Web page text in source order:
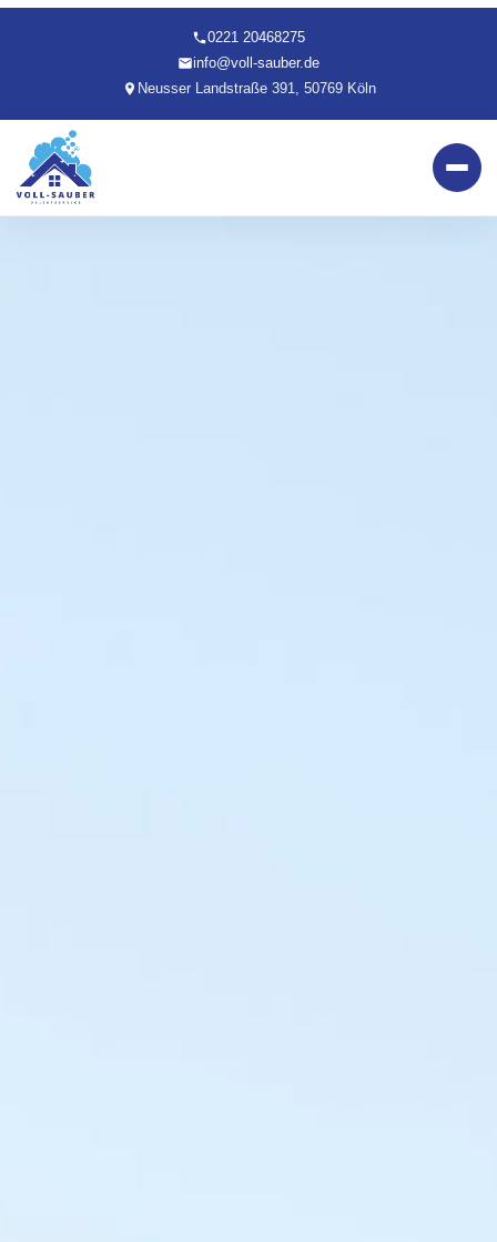
0221 20468275
info@voll-sauber.de
Neusser Landstraße 391, 50769 Köln